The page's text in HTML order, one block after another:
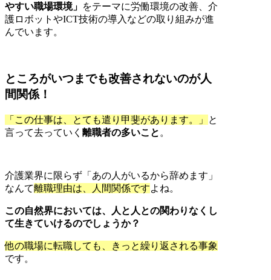
やすい職場環境」 をテーマに労働環境の改善、介
護ロボットやICT技術の導入などの取り組みが進
んでいます。
ところがいつまでも改善されないのが人
間関係！
「この仕事は、とても遣り甲斐があります。」
と
言って去っていく 離職者の多いこと 。
介護業界に限らず「あの人がいるから辞めます」
なんて離職理由は、人間関係ですよね。
この自然界においては、人と人との関わりなくし
て生きていけるのでしょうか？
他の職場に転職しても、きっと繰り返される事象
です。